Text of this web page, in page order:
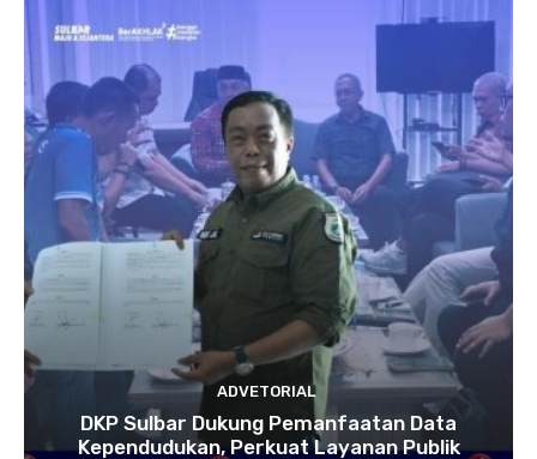
ADVETORIAL
DKP Sulbar Dukung Pemanfaatan Data
Kependudukan, Perkuat Layanan Publik